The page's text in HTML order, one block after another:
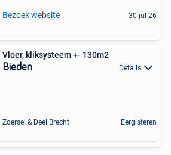
Bezoek website 30 jul 26
Vloer, kliksysteem +- 130m2
Bieden Details
Zoersel & Deel Brecht Eergisteren